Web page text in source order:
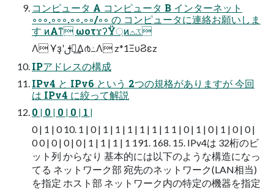
コンピュータ A コンピュータ B インターネット
◦◦◦.◦◦◦.◦◦.◦◦/◦◦ の コンピュータに連絡お願いしま
す ͷΑ͏ͳ ωοτϫʔΫ্ͷػث
Λ Ұҙʹࢦఆ͢Δ൪߸Λ z*1ΞυϨεz
IPアドレスの構成
IPv4 と IPv6 という 2つの規格がありますが 今回
は IPv4 に絞って解説
0 | 0 | 0 | 0 | 1 |
0 | 1 | 0 10. 1 | 0 | 1 | 1 | 1 | 1 | 1 | 1 1 | 0 | 1 | 0 | 1 | 0 | 0 |
0 0 | 0 | 0 | 0 | 1 | 1 | 1 | 1 191. 168. 15. IPv4は 32桁のビ
ット列 からなり 基本的には以下のような構造になっ
てる ネットワーク部 宛先のネットワーク(LAN相当)
を指定 ホスト部 ネットワーク内の特定の機器を指定